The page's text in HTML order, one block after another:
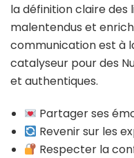
la définition claire des
malentendus et
communication est à
catalyseur pour des
et authentiques.
Partager ses
Revenir sur les
Respecter la